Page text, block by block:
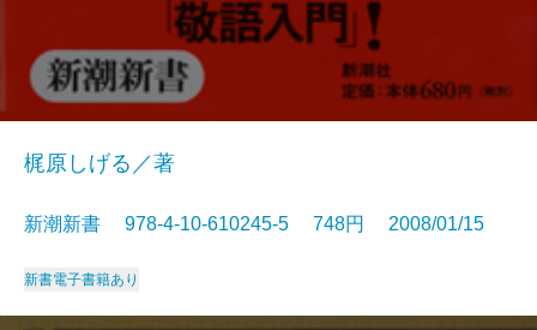
梶原しげる／著
新潮新書 978-4-10-610245-5 748円 2008/01/15
新書電子書籍あり